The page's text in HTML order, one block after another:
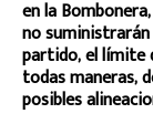
en la
no
partido, el límite
todas maneras,
posibles